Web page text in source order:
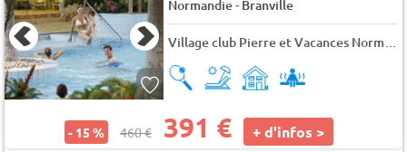
Normandie- Branville
- 15 % 460 € 391 € + d'infos >